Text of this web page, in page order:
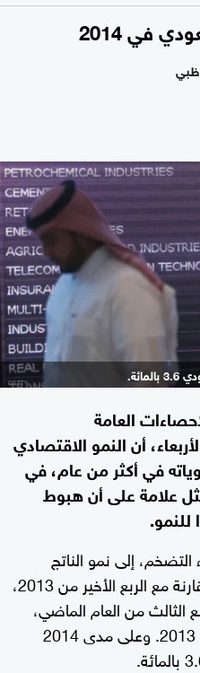
في 2014
العامة
أن النمو الاقتصادي
في أكثر من عام، في
من 2014، بما يمثل علامة على أن هبوط
إلى نمو الناتج
المحلي الإجمالي 2.0 بالمائة، مقارنة مع الربع الأخير من 2013،
في الربع الثالث من العام الماضي،
و4.9 بالمائة في الربع الأخير من 2013. وعلى مدى 2014